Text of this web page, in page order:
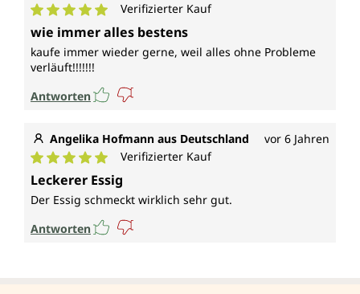
Durchschnittliche Bewertung von 5 von 5 Sternen
Verifizierter Kauf
wie immer alles bestens
kaufe immer wieder gerne, weil alles ohne Probleme
verläuft!!!!!!!
Antworten
Angelika Hofmann aus Deutschland vor 6 Jahren
Durchschnittliche Bewertung von 5 von 5 Sternen
Verifizierter Kauf
Leckerer Essig
Der Essig schmeckt wirklich sehr gut.
Antworten